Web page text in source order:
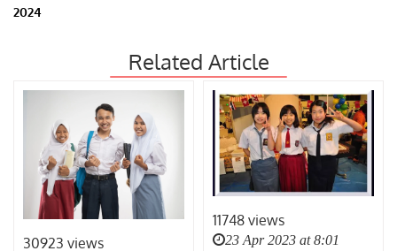
2024
Related Article
30923 views
11748 views
23 Apr 2023 at 8:01